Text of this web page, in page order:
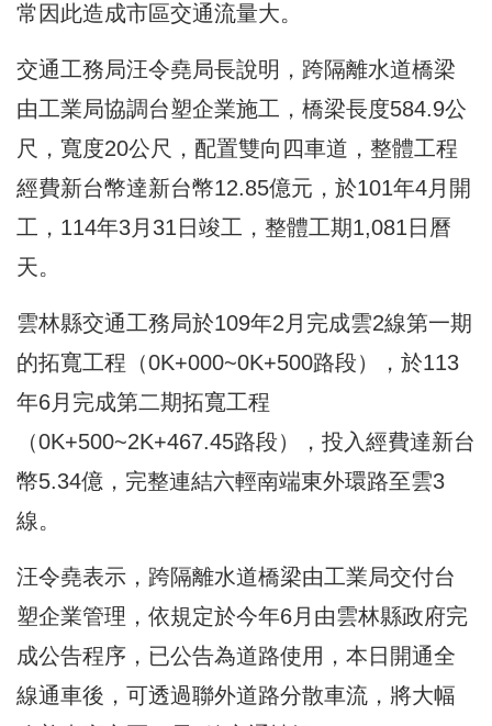
常因此造成市區交通流量大。
交通工務局汪令堯局長說明，跨隔離水道橋梁
由工業局協調台塑企業施工，橋梁長度584.9公
尺，寬度20公尺，配置雙向四車道，整體工程
經費新台幣達新台幣12.85億元，於101年4月開
工，114年3月31日竣工，整體工期1,081日曆
天。
雲林縣交通工務局於109年2月完成雲2線第一期
的拓寬工程（0K+000~0K+500路段），於113
年6月完成第二期拓寬工程
（0K+500~2K+467.45路段），投入經費達新台
幣5.34億，完整連結六輕南端東外環路至雲3
線。
汪令堯表示，跨隔離水道橋梁由工業局交付台
塑企業管理，依規定於今年6月由雲林縣政府完
成公告程序，已公告為道路使用，本日開通全
線通車後，可透過聯外道路分散車流，將大幅